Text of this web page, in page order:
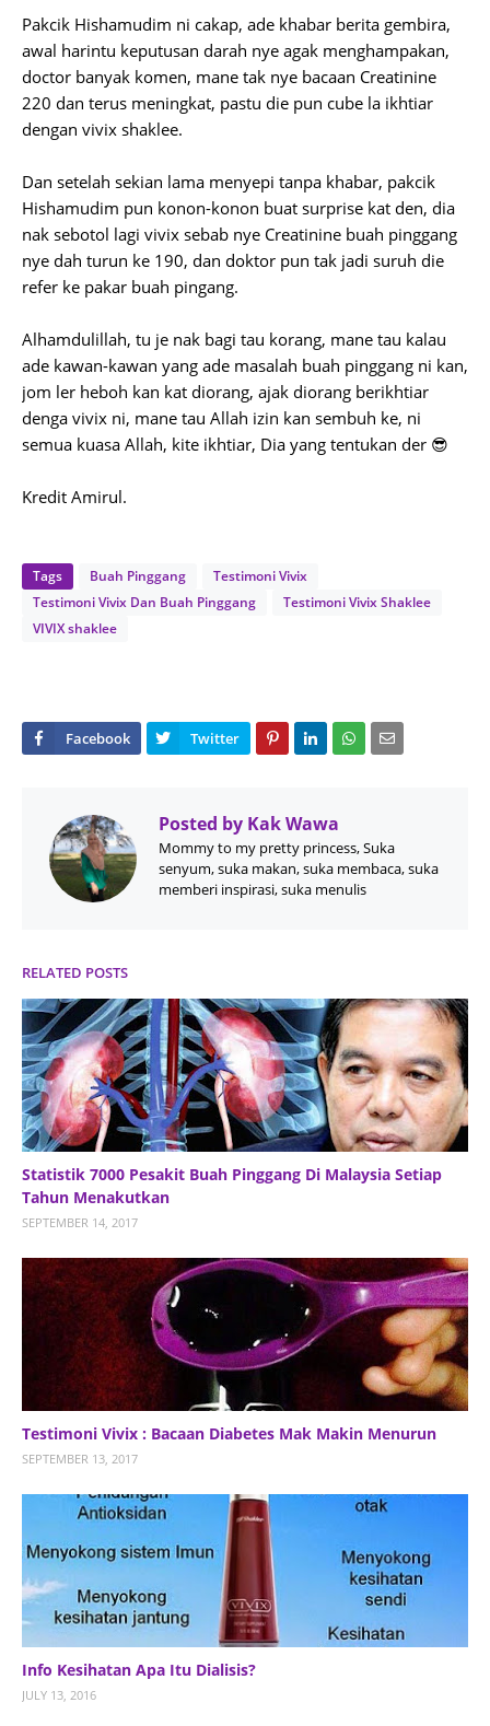
Pakcik Hishamudim ni cakap, ade khabar berita gembira,
awal harintu keputusan darah nye agak menghampakan,
doctor banyak komen, mane tak nye bacaan Creatinine
220 dan terus meningkat, pastu die pun cube la ikhtiar
dengan vivix shaklee.
Dan setelah sekian lama menyepi tanpa khabar, pakcik
Hishamudim pun konon-konon buat surprise kat den, dia
nak sebotol lagi vivix sebab nye Creatinine buah pinggang
nye dah turun ke 190, dan doktor pun tak jadi suruh die
refer ke pakar buah pingang.
Alhamdulillah, tu je nak bagi tau korang, mane tau kalau
ade kawan-kawan yang ade masalah buah pinggang ni kan,
jom ler heboh kan kat diorang, ajak diorang berikhtiar
denga vivix ni, mane tau Allah izin kan sembuh ke, ni
semua kuasa Allah, kite ikhtiar, Dia yang tentukan der 😎
Kredit Amirul.
Tags Buah Pinggang
Testimoni Vivix
Testimoni Vivix Dan Buah Pinggang
Testimoni Vivix Shaklee
VIVIX shaklee
Posted by Kak Wawa
Mommy to my pretty princess, Suka
senyum, suka makan, suka membaca, suka
memberi inspirasi, suka menulis
RELATED POSTS
Statistik 7000 Pesakit Buah Pinggang Di Malaysia Setiap
Tahun Menakutkan
SEPTEMBER 14, 2017
Testimoni Vivix : Bacaan Diabetes Mak Makin Menurun
SEPTEMBER 13, 2017
Info Kesihatan Apa Itu Dialisis?
JULY 13, 2016